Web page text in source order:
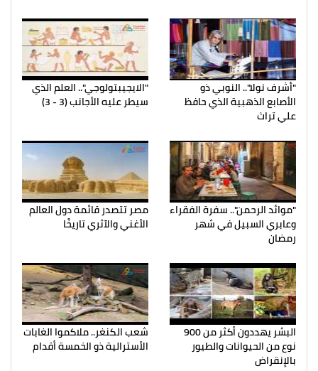
"أشرف نولا".. النوبي ذو
الأصابع الذهبية الذي حافظ
علي تراث
"الايجيبتولوجي".. العلم الذي
سيطر عليه الأجانب (3 - 3)
"موائد الرحمن".. سفرة الفقراء
وعابري السبيل في شهر
رمضان
مصر تتصدر قائمة دول العالم
الأغني والآثري تاريخًا
البشر يهددون أكثر من 900
نوع من الحيوانات والطيور
بالإنقراض
شعب الكنغر.. ملاكموا الغابات
الأسترالية ذو الخمسة أقدام